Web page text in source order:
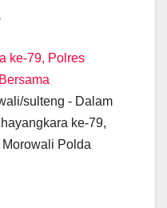
er e
n
g
er
e
n
n
ke-79, Polres
sulteng - Dalam
ke-79,
Polda